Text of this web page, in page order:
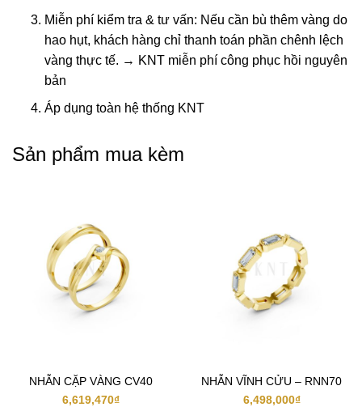
Miễn phí kiểm tra & tư vấn: Nếu cần bù thêm vàng do
hao hụt, khách hàng chỉ thanh toán phần chênh lệch
vàng thực tế. → KNT miễn phí công phục hồi nguyên
bản
Áp dụng toàn hệ thống KNT
Sản phẩm mua kèm
NHẪN CẶP VÀNG CV40
6,619,470₫
NHẪN VĨNH CỬU – RNN70
6,498,000₫